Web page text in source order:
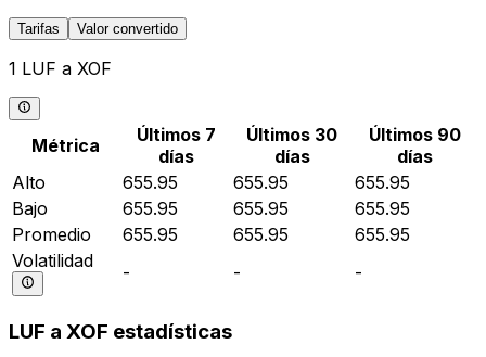
Tarifas Valor convertido
1 LUF a XOF
Métrica
Últimos 7
días
Últimos 30
días
Últimos 90
días
Alto
655.95 655.95
655.95
Bajo
655.95 655.95
655.95
Promedio
655.95 655.95
655.95
Volatilidad
- - -
LUF a XOF estadísticas